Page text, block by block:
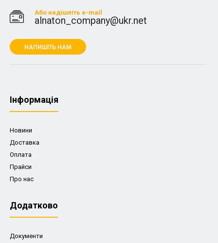
Або надішліть e-mail
alnaton_company@ukr.net
НАПИШІТЬ НАМ
Iнформація
Новини
Доставка
Оплата
Прайси
Про нас
Додатково
Документи